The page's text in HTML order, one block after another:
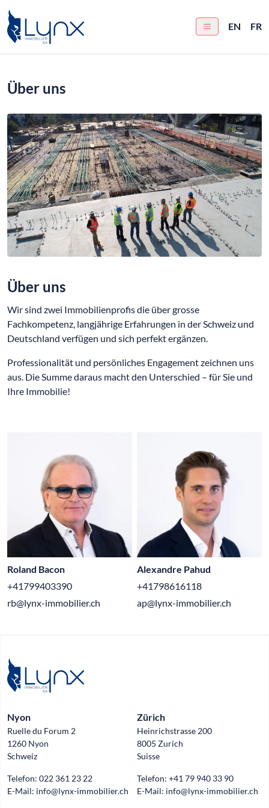
EN FR
Über uns
Über uns
Wir sind zwei Immobilienprofis die über grosse
Fachkompetenz, langjährige Erfahrungen in der Schweiz und
Deutschland verfügen und sich perfekt ergänzen.
Professionalität und persönliches Engagement zeichnen uns
aus. Die Summe daraus macht den Unterschied – für Sie und
Ihre Immobilie!
Roland Bacon
+41799403390
rb@lynx-immobilier.ch
Alexandre Pahud
+41798616118
ap@lynx-immobilier.ch
Nyon
Ruelle du Forum 2
1260 Nyon
Schweiz
Telefon: 022 361 23 22
E-Mail: info@lynx-immobilier.ch
Zürich
Heinrichstrasse 200
8005 Zurich
Suisse
Telefon: +41 79 940 33 90
E-Mail: info@lynx-immobilier.ch